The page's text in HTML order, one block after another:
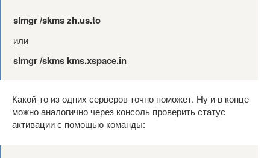
slmgr /skms zh.us.to
или
slmgr /skms kms.xspace.in
Какой-то из одних серверов точно поможет. Ну и в конце
можно аналогично через консоль проверить статус
активации с помощью команды: